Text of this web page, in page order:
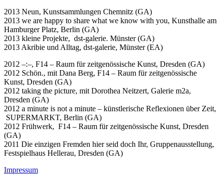
2013 Neun, Kunstsammlungen Chemnitz (GA)
2013 we are happy to share what we know with you, Kunsthalle am
Hamburger Platz, Berlin (GA)
2013 kleine Projekte, dst-galerie. Münster (GA)
2013 Akribie und Alltag, dst-galerie, Münster (EA)
2012 –:–, F14 – Raum für zeitgenössische Kunst, Dresden (GA)
2012 Schön., mit Dana Berg, F14 – Raum für zeitgenössische
Kunst, Dresden (GA)
2012 taking the picture, mit Dorothea Neitzert, Galerie m2a,
Dresden (GA)
2012 a minute is not a minute – künstlerische Reflexionen über Zeit,
SUPERMARKT, Berlin (GA)
2012 Frühwerk, F14 – Raum für zeitgenössische Kunst, Dresden
(GA)
2011 Die einzigen Fremden hier seid doch Ihr, Gruppenausstellung,
Festspielhaus Hellerau, Dresden (GA)
Impressum